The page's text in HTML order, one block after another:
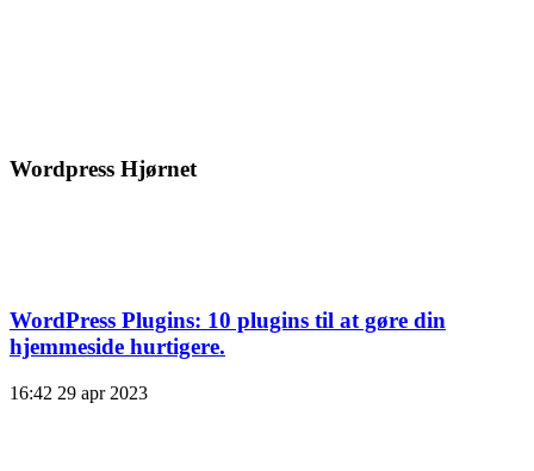
Wordpress Hjørnet
WordPress Plugins: 10 plugins til at gøre din
hjemmeside hurtigere.
16:42 29 apr 2023